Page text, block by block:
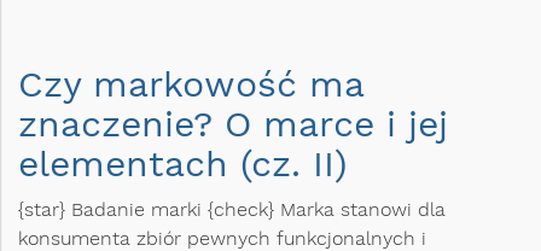
Czy markowość ma
znaczenie? O marce i jej
elementach (cz. II)
{star} Badanie marki {check} Marka stanowi dla
konsumenta zbiór pewnych funkcjonalnych i